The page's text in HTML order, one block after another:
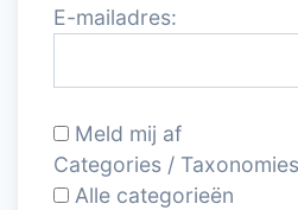
E-mailadres:
Meld mij af
Categories / Taxonomies
Alle categorieën